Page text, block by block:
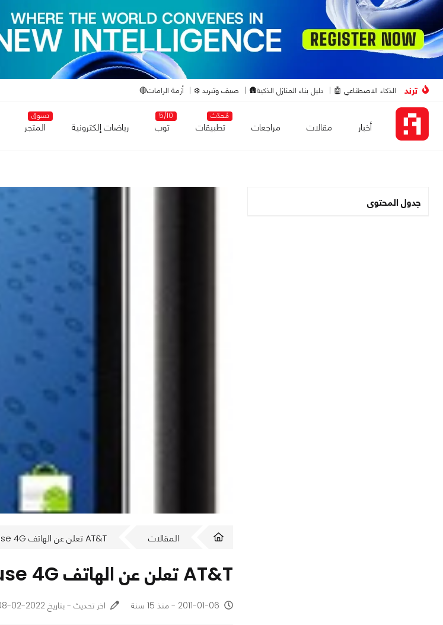
ترند الذكاء الاصطناعي 🤖 دليل بناء المنازل الذكية🛖 صيف وتبريد ❄️ أزمة الرامات🔴
أخبار مقالات مراجعات
مُحدّث
تطبيقات
5/10
توب رياضات إلكترونية
تسوق
المتجر
جدول المحتوى
المقالات AT&T تعلن عن الهاتف Samsung i997 Infuse 4G
AT&T تعلن عن الهاتف Samsung i997 Infuse 4G
2011-01-06 - منذ 15 سنة اخر تحديث - بتاريخ 2022-02-08